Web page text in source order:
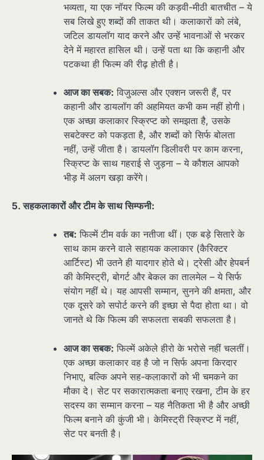
भव्यता, या एक नॉयर फिल्म की कड़वी-मीठी बातचीत – ये
सब लिखे हुए शब्दों की ताकत थी। कलाकारों को लंबे,
जटिल डायलॉग याद करने और उन्हें भावनाओं से भरकर
देने में महारत हासिल थी। उन्हें पता था कि कहानी और
पटकथा ही फिल्म की रीढ़ होती है।
आज का सबक: विजुअल्स और एक्शन जरूरी हैं, पर
कहानी और डायलॉग की अहमियत कभी कम नहीं होगी।
एक अच्छा कलाकार स्क्रिप्ट को समझता है, उसके
सबटेक्स्ट को पकड़ता है, और शब्दों को सिर्फ बोलता
नहीं, उन्हें जीता है। डायलॉग डिलीवरी पर काम करना,
स्क्रिप्ट के साथ गहराई से जुड़ना – ये कौशल आपको
भीड़ में अलग खड़ा करेंगे।
5. सहकलाकारों और टीम के साथ सिम्फनी:
तब: फिल्में टीम वर्क का नतीजा थीं। एक बड़े सितारे के
साथ काम करने वाले सहायक कलाकार (कैरिक्टर
आर्टिस्ट) भी उतने ही यादगार होते थे। ट्रेसी और हेपबर्न
की केमिस्ट्री, बोगर्ट और बेकल का तालमेल – ये सिर्फ
संयोग नहीं थे। यह आपसी सम्मान, सुनने की क्षमता, और
एक दूसरे को सपोर्ट करने की इच्छा से पैदा होता था। वो
जानते थे कि फिल्म की सफलता सबकी सफलता है।
आज का सबक: फिल्में अकेले हीरो के भरोसे नहीं चलतीं।
एक अच्छा कलाकार वह है जो न सिर्फ अपना किरदार
निभाए, बल्कि अपने सह-कलाकारों को भी चमकने का
मौका दे। सेट पर सकारात्मकता बनाए रखना, टीम के हर
सदस्य का सम्मान करना – यह नैतिकता भी है और अच्छी
फिल्म बनाने की कुंजी भी। केमिस्ट्री स्क्रिप्ट में नहीं,
सेट पर बनती है।